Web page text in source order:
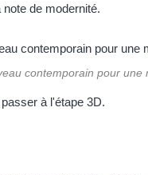
de modernité.
contemporain pour une
à l'étape 3D.